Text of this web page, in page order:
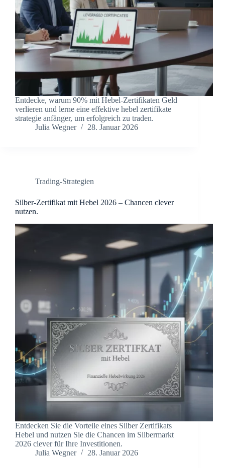
Entdecke, warum 90% mit Hebel-Zertifikaten Geld
verlieren und lerne eine effektive hebel zertifikate
strategie anfänger, um erfolgreich zu traden.
Julia Wegner
28. Januar 2026
Trading-Strategien
Silber-Zertifikat mit Hebel 2026 – Chancen clever
nutzen.
Entdecken Sie die Vorteile eines Silber Zertifikats
Hebel und nutzen Sie die Chancen im Silbermarkt
2026 clever für Ihre Investitionen.
Julia Wegner
28. Januar 2026